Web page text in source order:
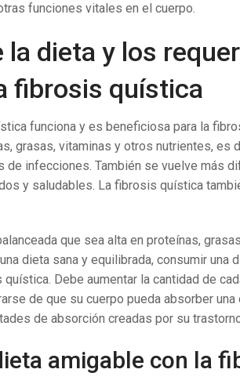
funciones vitales en el cuerpo.
la dieta y los
fibrosis quística
funciona y es beneficiosa para la
grasas, vitaminas y otros nutrientes, es
infecciones. También se vuelve más
y saludables. La fibrosis quística
que sea alta en proteínas,
dieta sana y equilibrada, consumir una
Debe aumentar la cantidad de
de que su cuerpo pueda absorber
de absorción creadas por su
amigable con la